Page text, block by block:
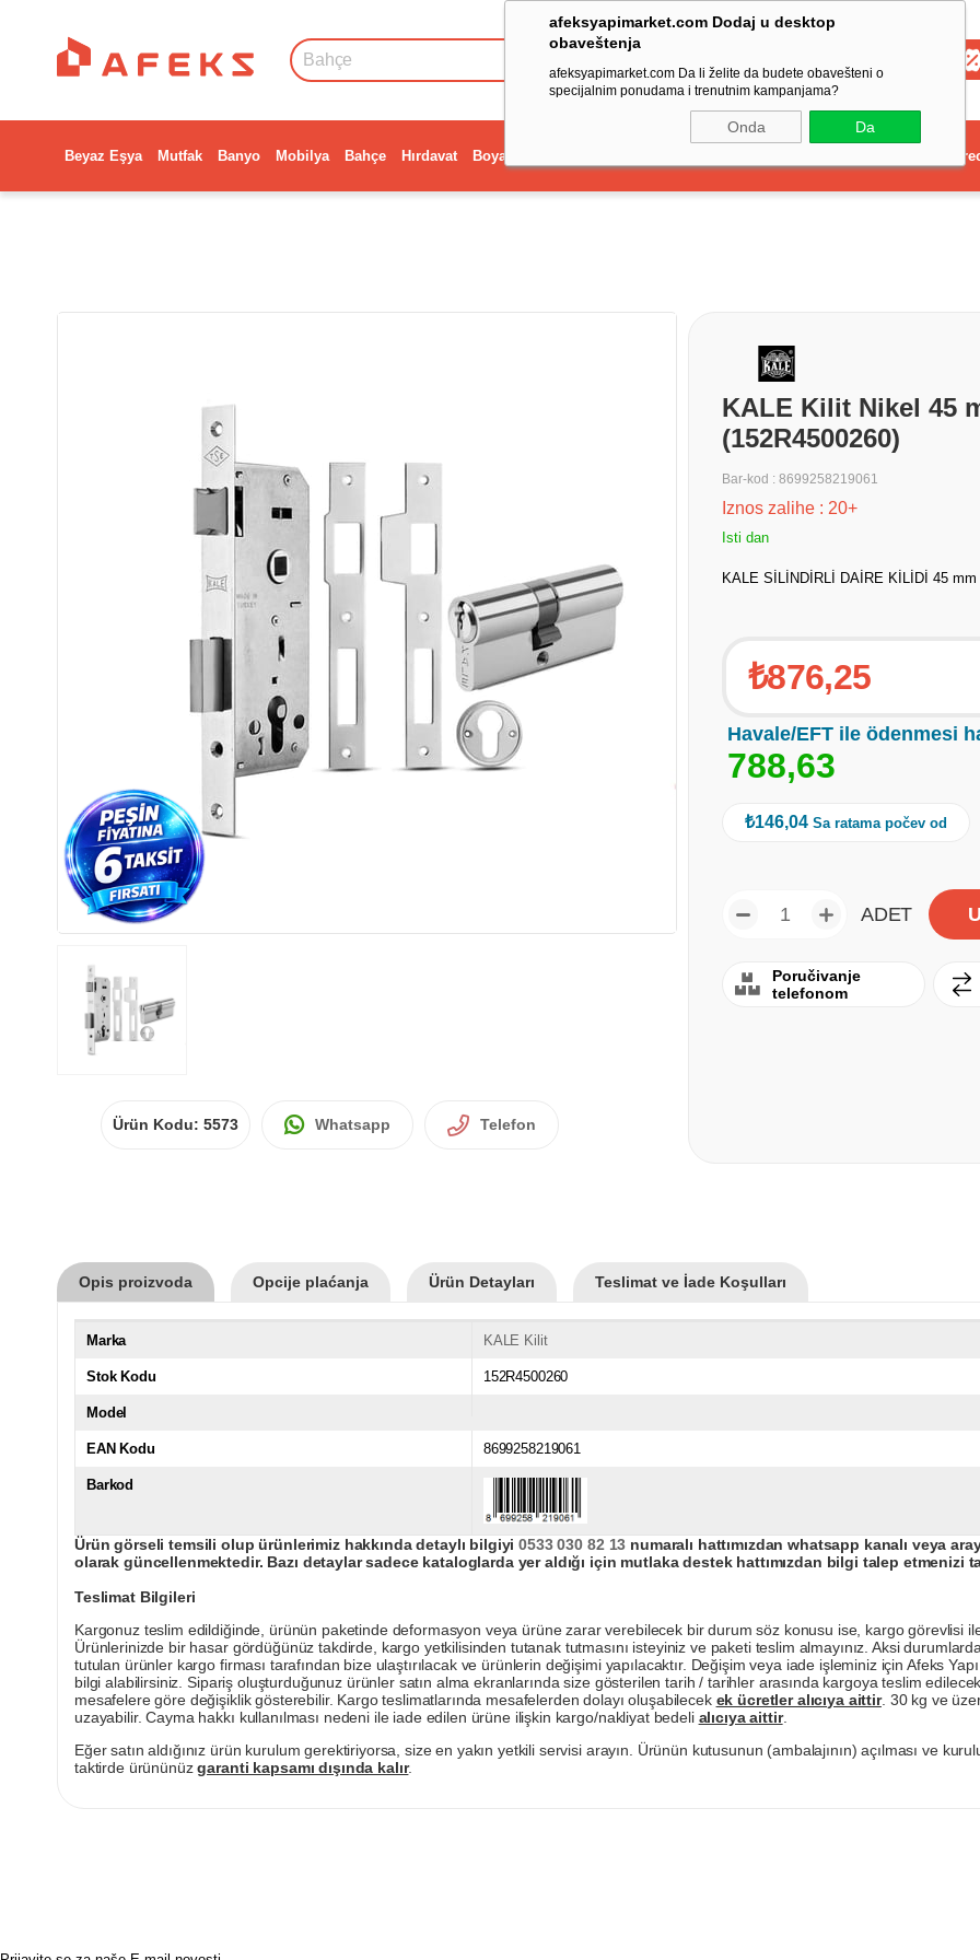
afeksyapimarket.com Dodaj u desktop
obaveštenja
afeksyapimarket.com Da li želite da budete obavešteni o
specijalnim ponudama i trenutnim kampanjama?
Onda Da
Beyaz Eşya Mutfak Banyo Mobilya Bahçe Hırdavat Boya Dekorasyon ve Ev
Ürün Kodu: 5573 Whatsapp Telefon
KALE Kilit Nikel 45
(152R4500260)
Bar-kod : 8699258219061
Iznos zalihe : 20+
Isti dan
KALE SİLİNDİRLİ DAİRE KİLİDİ 45
₺876,25
Havale/EFT ile ödenmesi
788,63
₺146,04 Sa ratama počev od
ADET
Poručivanje
telefonom
Opis proizvoda Opcije plaćanja Ürün Detayları Teslimat ve İade Koşulları
Marka KALE Kilit
Stok Kodu 152R4500260
Model
EAN Kodu 8699258219061
Barkod
Ürün görseli temsili olup ürünlerimiz hakkında detaylı bilgiyi0533 030 82 13 numaralı hattımızdan whatsapp kanalı veya
olarak güncellenmektedir. Bazı detaylar sadece kataloglarda yer aldığı için mutlaka destek hattımızdan bilgi talep etmenizi
Teslimat Bilgileri
Kargonuz teslim edildiğinde, ürünün paketinde deformasyon veya ürüne zarar verebilecek bir durum söz konusu ise, kargo görevlisi
Ürünlerinizde bir hasar gördüğünüz takdirde, kargo yetkilisinden tutanak tutmasını isteyiniz ve paketi teslim almayınız. Aksi
tutulan ürünler kargo firması tarafından bize ulaştırılacak ve ürünlerin değişimi yapılacaktır. Değişim veya iade işleminiz için Afeks
bilgi alabilirsiniz. Sipariş oluşturduğunuz ürünler satın alma ekranlarında size gösterilen tarih / tarihler arasında kargoya teslim
mesafelere göre değişiklik gösterebilir. Kargo teslimatlarında mesafelerden dolayı oluşabilecek ek ücretler alıcıya aittir. 30 kg ve
uzayabilir. Cayma hakkı kullanılması nedeni ile iade edilen ürüne ilişkin kargo/nakliyat bedeli alıcıya aittir.
Eğer satın aldığınız ürün kurulum gerektiriyorsa, size en yakın yetkili servisi arayın. Ürünün kutusunun (ambalajının) açılması ve
taktirde ürününüzgaranti kapsamı dışında kalır.